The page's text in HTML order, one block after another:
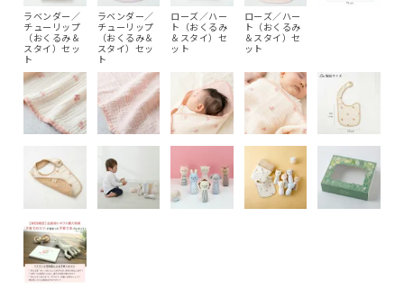
ラベンダー／
チューリップ
（おくるみ＆
スタイ）セッ
ト
ラベンダー／
チューリップ
（おくるみ＆
スタイ）セッ
ト
ローズ／ハー
ト（おくるみ
＆スタイ）セ
ット
ローズ／ハー
ト（おくるみ
＆スタイ）セ
ット